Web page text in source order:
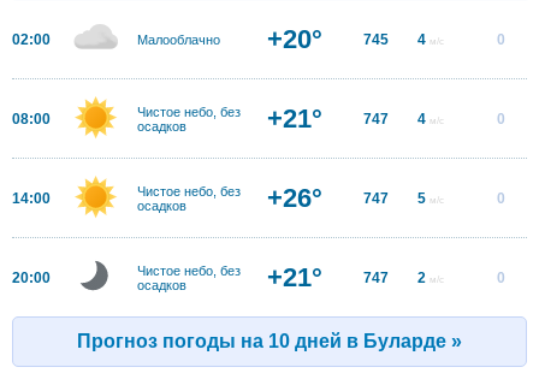
02:00 Малооблачно +20° 745 4 м/с 0
08:00
Чистое небо, без
осадков
+21° 747 4 м/с 0
14:00
Чистое небо, без
осадков
+26° 747 5 м/с 0
20:00
Чистое небо, без
осадков
+21° 747 2 м/с 0
Прогноз погоды на 10 дней в Буларде »